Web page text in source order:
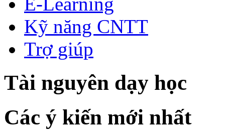
Kỹ năng CNTT
Trợ giúp
Tài nguyên dạy học
Các ý kiến mới nhất